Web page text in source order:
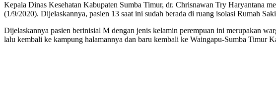
Kepala Dinas Kesehatan Kabupaten Sumba Timur, dr. Chrisnawan Try Haryantana
(1/9/2020). Dijelaskannya, pasien 13 saat ini sudah berada di ruang isolasi Rumah
Dijelaskannya pasien berinisial M dengan jenis kelamin perempuan ini merupakan
lalu kembali ke kampung halamannya dan baru kembali ke Waingapu-Sumba Timur